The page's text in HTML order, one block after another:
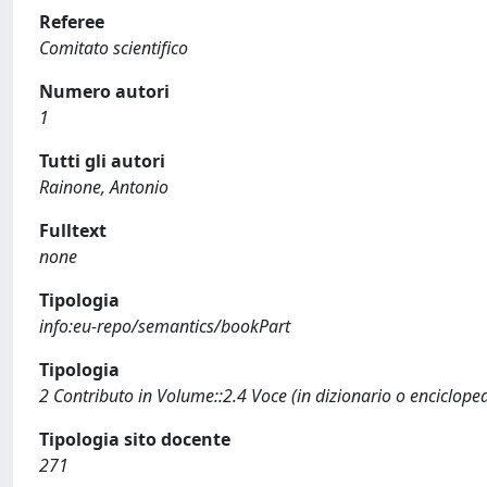
Referee
Comitato scientifico
Numero autori
1
Tutti gli autori
Rainone, Antonio
Fulltext
none
Tipologia
info:eu-repo/semantics/bookPart
Tipologia
2 Contributo in Volume::2.4 Voce (in dizionario o
Tipologia sito docente
271